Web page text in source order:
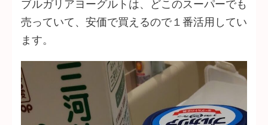
ブルガリアヨーグルトは、どこのスーパーでも
売っていて、安価で買えるので１番活用してい
ます。